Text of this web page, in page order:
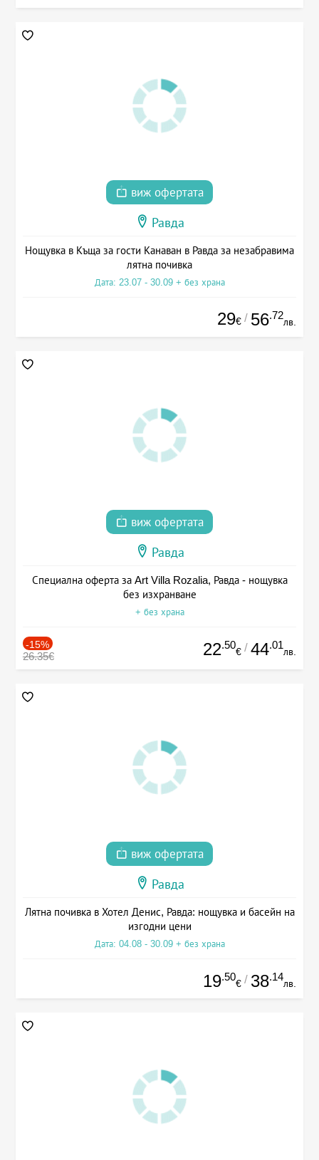
виж офертата
Равда
Нощувка в Къща за гости Канаван в Равда за незабравима
лятна почивка
Дата: 23.07 - 30.09 + без храна
29€ / 56.72
лв.
виж офертата
Равда
Специална оферта за Art Villa Rozalia, Равда - нощувка
без изхранване
+ без храна
-15%
26.35€ 22.50
€ / 44.01
лв.
виж офертата
Равда
Лятна почивка в Хотел Денис, Равда: нощувка и басейн на
изгодни цени
Дата: 04.08 - 30.09 + без храна
19.50
€ / 38.14
лв.